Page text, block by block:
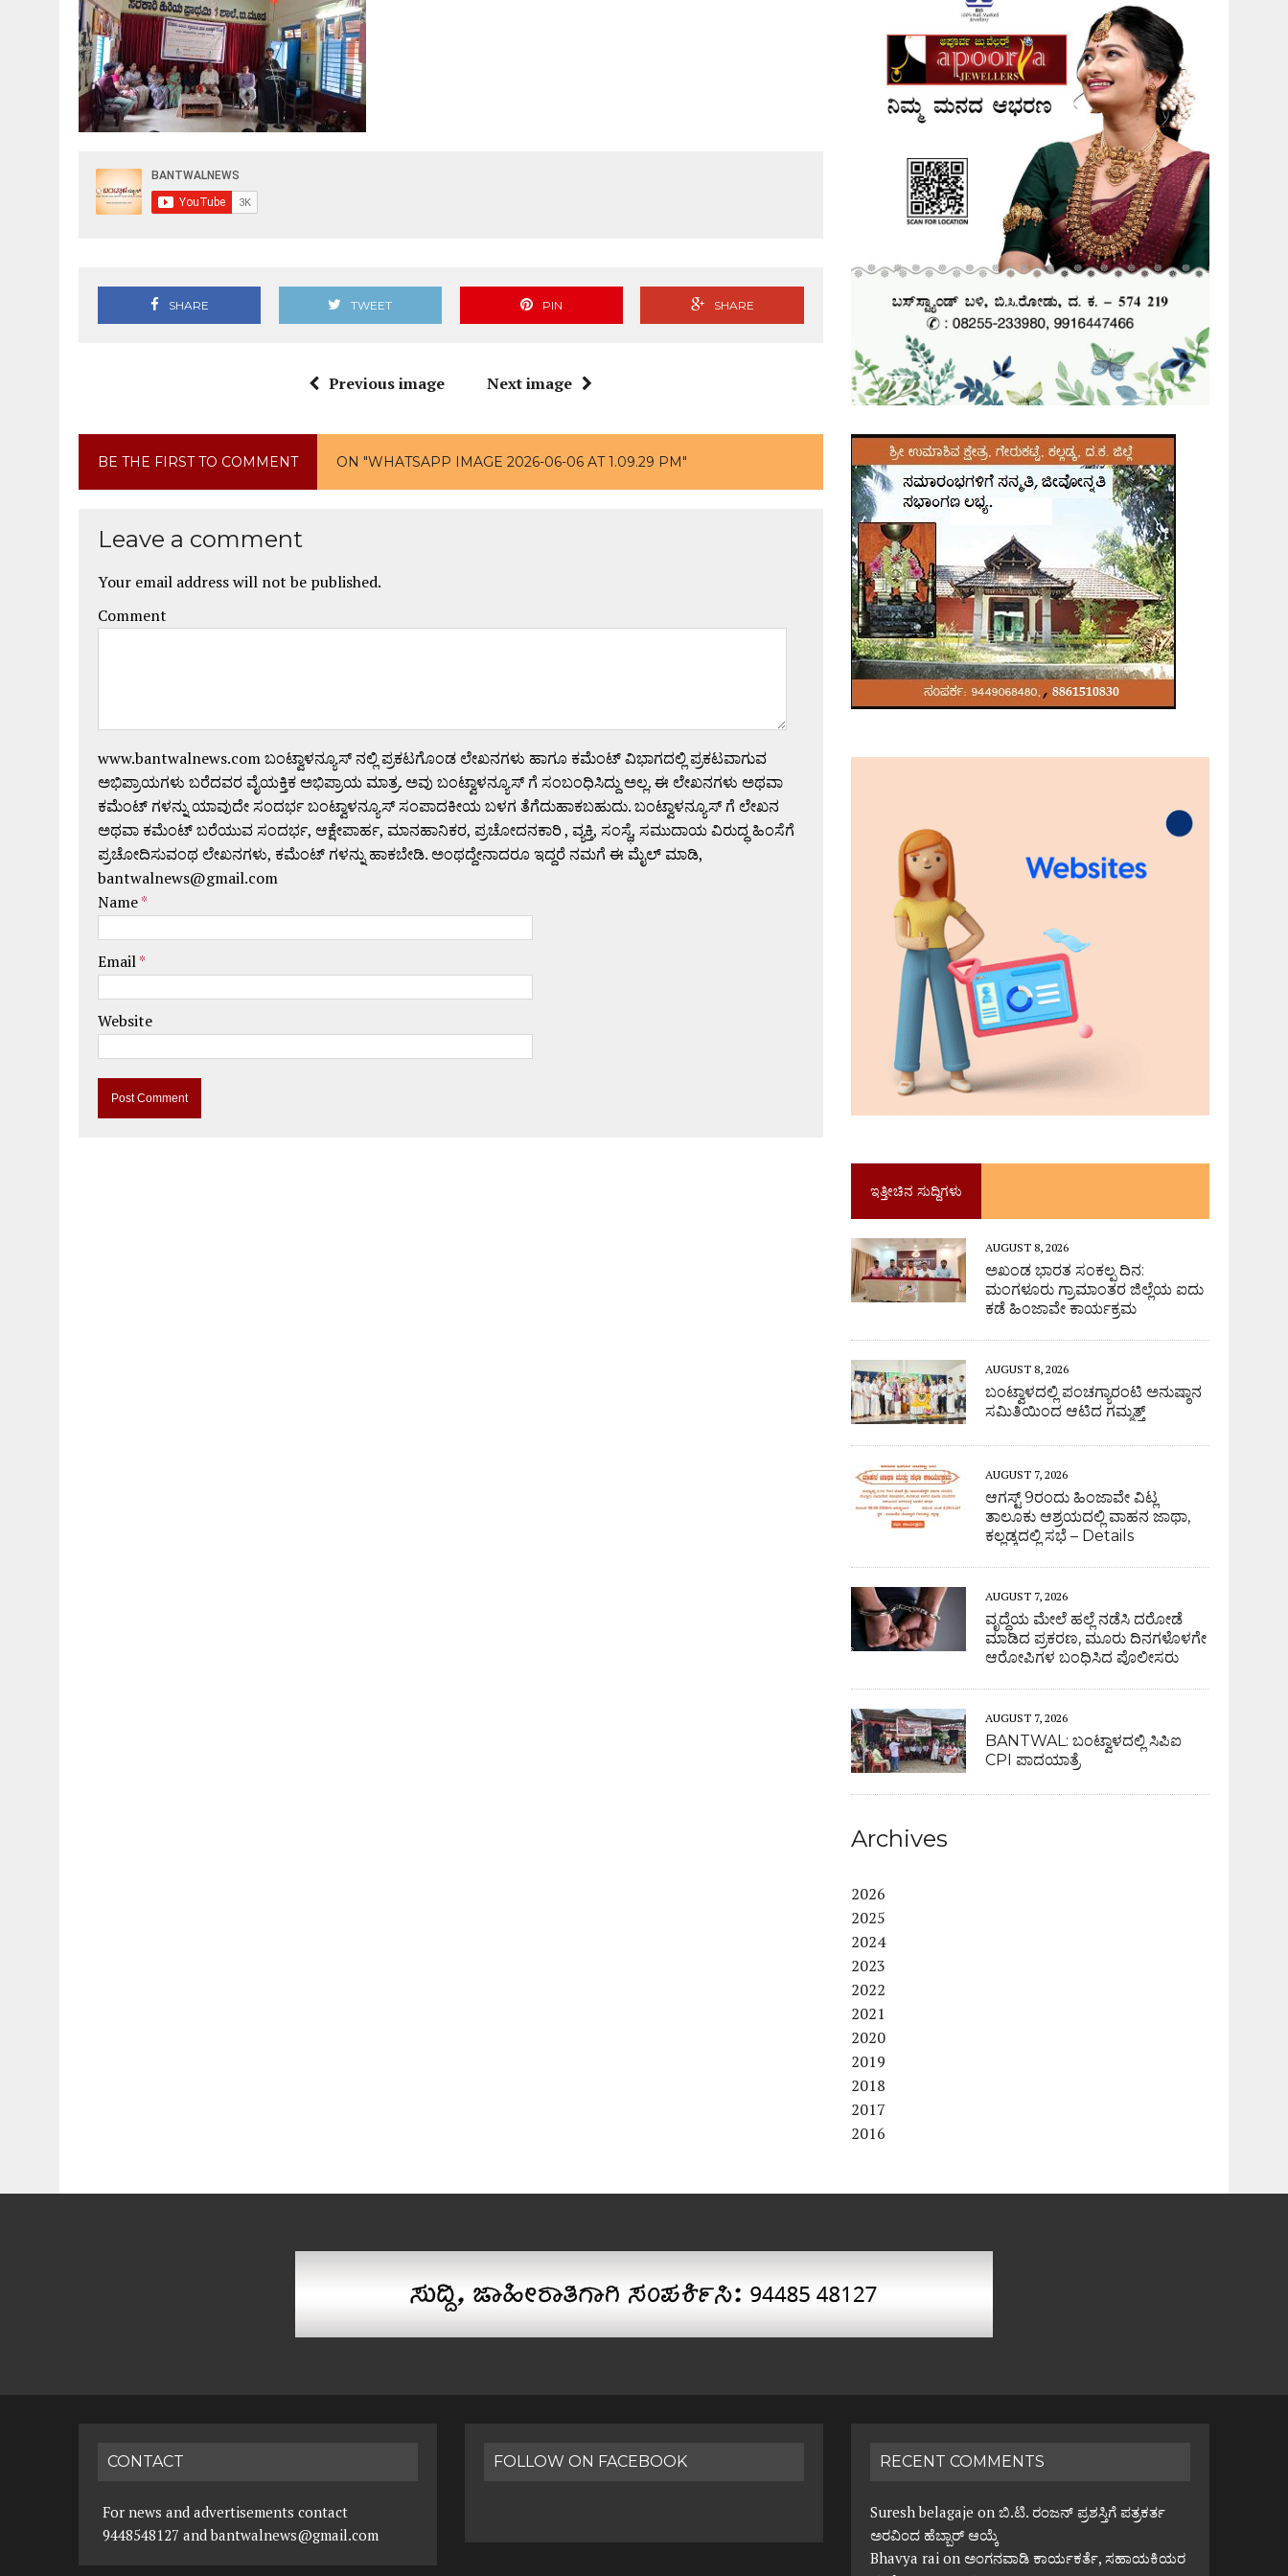
SHARE TWEET PIN SHARE
Previous image Next image
BE THE FIRST TO COMMENT ON "WHATSAPP IMAGE 2026-06-06 AT 1.09.29 PM"
Leave a comment
Your email address will not be published.
Comment
www.bantwalnews.com ಬಂಟ್ವಾಳನ್ಯೂಸ್ ನಲ್ಲಿ ಪ್ರಕಟಗೊಂಡ ಲೇಖನಗಳು ಹಾಗೂ ಕಮೆಂಟ್ ವಿಭಾಗದಲ್ಲಿ ಪ್ರಕಟವಾಗುವ
ಅಭಿಪ್ರಾಯಗಳು ಬರೆದವರ ವೈಯಕ್ತಿಕ ಅಭಿಪ್ರಾಯ ಮಾತ್ರ. ಅವು ಬಂಟ್ವಾಳನ್ಯೂಸ್ ಗೆ ಸಂಬಂಧಿಸಿದ್ದು ಅಲ್ಲ. ಈ ಲೇಖನಗಳು ಅಥವಾ
ಕಮೆಂಟ್ ಗಳನ್ನು ಯಾವುದೇ ಸಂದರ್ಭ ಬಂಟ್ವಾಳನ್ಯೂಸ್ ಸಂಪಾದಕೀಯ ಬಳಗ ತೆಗೆದುಹಾಕಬಹುದು. ಬಂಟ್ವಾಳನ್ಯೂಸ್ ಗೆ ಲೇಖನ
ಅಥವಾ ಕಮೆಂಟ್ ಬರೆಯುವ ಸಂದರ್ಭ, ಆಕ್ಷೇಪಾರ್ಹ, ಮಾನಹಾನಿಕರ, ಪ್ರಚೋದನಕಾರಿ , ವ್ಯಕ್ತಿ, ಸಂಸ್ಥೆ, ಸಮುದಾಯ ವಿರುದ್ಧ ಹಿಂಸೆಗೆ
ಪ್ರಚೋದಿಸುವಂಥ ಲೇಖನಗಳು, ಕಮೆಂಟ್ ಗಳನ್ನು ಹಾಕಬೇಡಿ. ಅಂಥದ್ದೇನಾದರೂ ಇದ್ದರೆ ನಮಗೆ ಈ ಮೈಲ್ ಮಾಡಿ,
bantwalnews@gmail.com
Name*
Email*
Website
ಇತ್ತೀಚಿನ ಸುದ್ದಿಗಳು
AUGUST 8, 2026
ಅಖಂಡ ಭಾರತ ಸಂಕಲ್ಪ ದಿನ:
ಮಂಗಳೂರು ಗ್ರಾಮಾಂತರ ಜಿಲ್ಲೆಯ ಐದು
ಕಡೆ ಹಿಂಜಾವೇ ಕಾರ್ಯಕ್ರಮ
AUGUST 8, 2026
ಬಂಟ್ವಾಳದಲ್ಲಿ ಪಂಚಗ್ಯಾರಂಟಿ ಅನುಷ್ಠಾನ
ಸಮಿತಿಯಿಂದ ಆಟಿದ ಗಮ್ಮತ್ತ್
AUGUST 7, 2026
ಆಗಸ್ಟ್ 9ರಂದು ಹಿಂಜಾವೇ ವಿಟ್ಲ
ತಾಲೂಕು ಆಶ್ರಯದಲ್ಲಿ ವಾಹನ ಜಾಥಾ,
ಕಲ್ಲಡ್ಕದಲ್ಲಿ ಸಭೆ – Details
AUGUST 7, 2026
ವೃದ್ಧೆಯ ಮೇಲೆ ಹಲ್ಲೆ ನಡೆಸಿ ದರೋಡೆ
ಮಾಡಿದ ಪ್ರಕರಣ, ಮೂರು ದಿನಗಳೊಳಗೇ
ಆರೋಪಿಗಳ ಬಂಧಿಸಿದ ಪೊಲೀಸರು
AUGUST 7, 2026
BANTWAL: ಬಂಟ್ವಾಳದಲ್ಲಿ ಸಿಪಿಐ
CPI ಪಾದಯಾತ್ರೆ
Archives
2026
2025
2024
2023
2022
2021
2020
2019
2018
2017
2016
CONTACT
For news and advertisements contact
9448548127 and bantwalnews@gmail.com
FOLLOW ON FACEBOOK RECENT COMMENTS
Suresh belagaje onಬಿ.ಟಿ. ರಂಜನ್ ಪ್ರಶಸ್ತಿಗೆ ಪತ್ರಕರ್ತ
ಅರವಿಂದ ಹೆಬ್ಬಾರ್ ಆಯ್ಕೆ
Bhavya rai onಅಂಗನವಾಡಿ ಕಾರ್ಯಕರ್ತೆ, ಸಹಾಯಕಿಯರ